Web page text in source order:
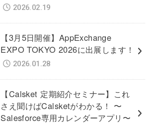
2026.02.19
【3月5日開催】AppExchange
EXPO TOKYO 2026に出展します！
2026.01.28
【Calsket 定期紹介セミナー】これ
さえ聞けばCalsketがわかる！ 〜
Salesforce専用カレンダーアプリ〜